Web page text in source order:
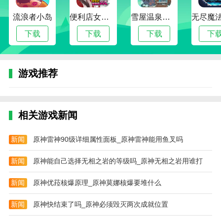
无疑会成为射击类生存游戏中的一颗璀璨明珠。
本站为您提供暗区突围国际服最新的手机游戏官网版
本。欢迎记网站。这个网站是你下载安卓手机app的最
佳网站！
流浪者小岛
下载
便利店女孩moonband
下载
雪屋温泉旅馆下载官方版正版
下载 下
游戏推荐
相关游戏新闻
新闻 原神雷神90级详细属性面板_原神雷神能用鱼叉吗
新闻 原神能自己选择无相之岩的等级吗_原神无相之岩用谁打
新闻 原神优菈核爆原理_原神莫娜核爆要堆什么
新闻 原神快结束了吗_原神必须毁灭两次成就位置